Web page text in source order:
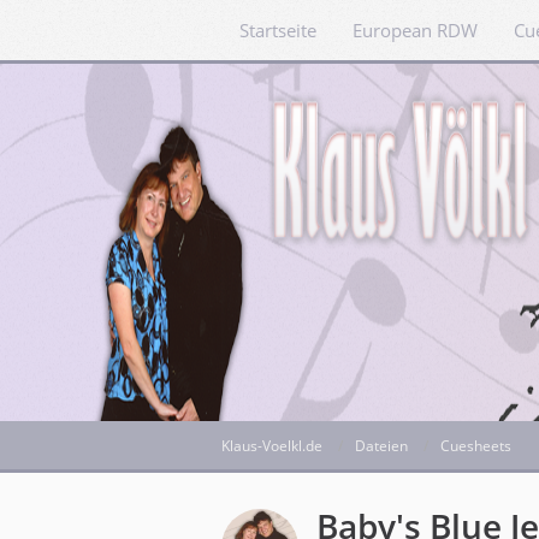
Startseite European RDW
Klaus-Voelkl.de Dateien Cuesheets
Baby's Blue